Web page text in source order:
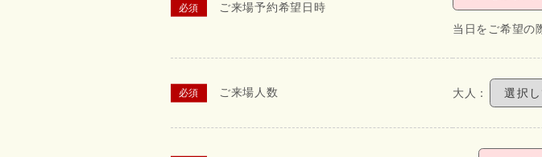
ご来場予約希望日時
当日をご希望の
ご来場人数